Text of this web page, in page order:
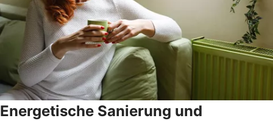
Energetische Sanierung und